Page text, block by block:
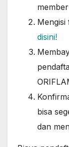
disini!
bisa
dan